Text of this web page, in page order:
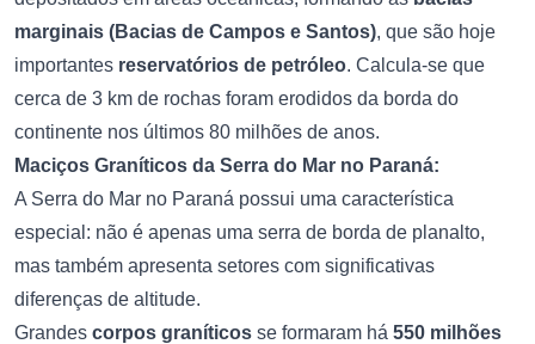
marginais (Bacias de Campos e Santos), que são hoje
importantes reservatórios de petróleo. Calcula-se que
cerca de 3 km de rochas foram erodidos da borda do
continente nos últimos 80 milhões de anos.
Maciços Graníticos da Serra do Mar no Paraná:
A Serra do Mar no Paraná possui uma característica
especial: não é apenas uma serra de borda de planalto,
mas também apresenta setores com significativas
diferenças de altitude.
Grandes corpos graníticos se formaram há 550 milhões